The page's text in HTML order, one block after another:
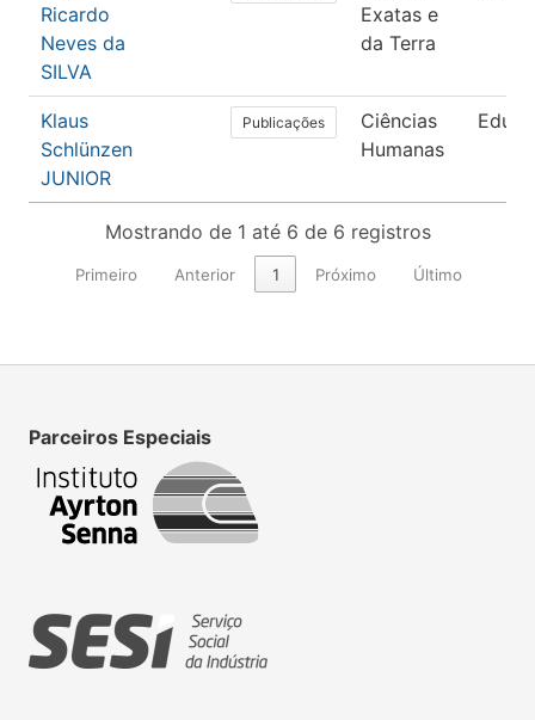
Ricardo
Neves da
SILVA
Exatas e
da Terra
Klaus
Schlünzen
JUNIOR
Publicações
Ciências
Humanas
Mostrando de 1 até 6 de 6 registros
Primeiro Anterior 1 Próximo Último
Parceiros Especiais